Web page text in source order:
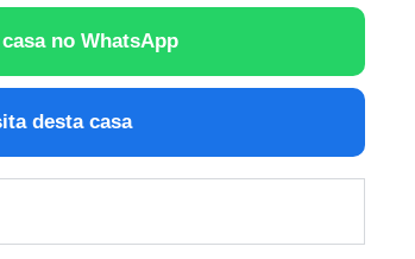
no WhatsApp
desta casa